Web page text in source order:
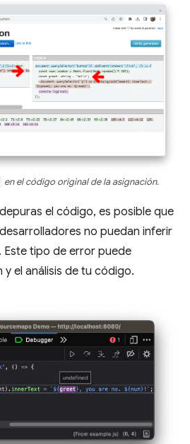
en el código original de la asignación.
el código, es posible que
no puedan inferir
Este tipo de error puede
el análisis de tu código.